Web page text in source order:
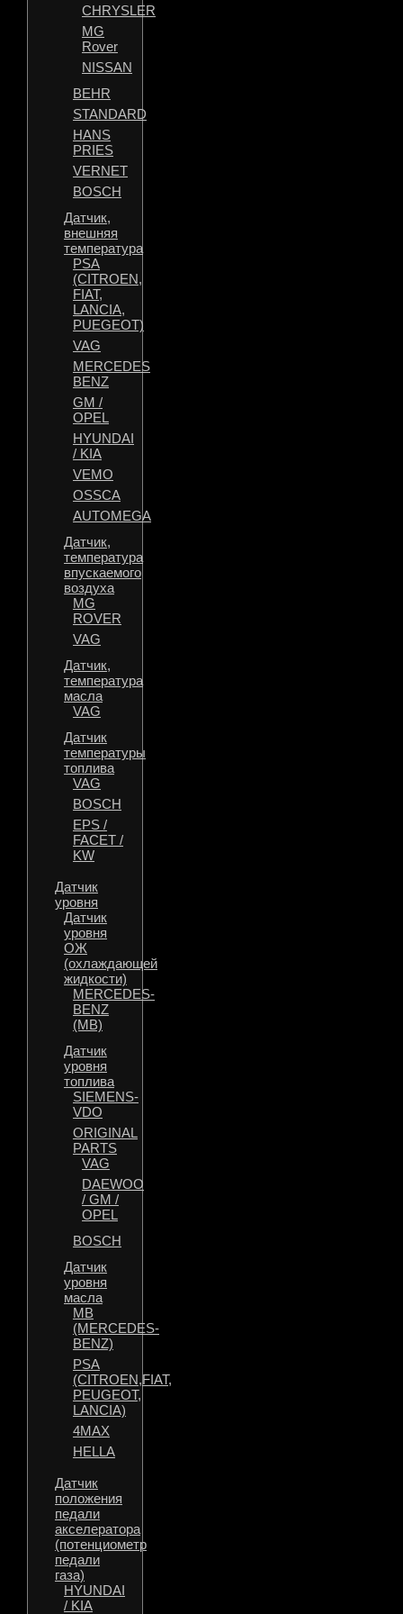
CHRYSLER
MG
Rover
NISSAN
BEHR
STANDARD
HANS
PRIES
VERNET
BOSCH
Датчик,
внешняя
температура
PSA
(CITROEN,
FIAT,
LANCIA,
PUEGEOT)
VAG
MERCEDES
BENZ
GM /
OPEL
HYUNDAI
/ KIA
VEMO
OSSCA
AUTOMEGA
Датчик,
температура
впускаемого
воздуха
MG
ROVER
VAG
Датчик,
температура
масла
VAG
Датчик
температуры
топлива
VAG
BOSCH
EPS /
FACET /
KW
Датчик
уровня
Датчик
уровня
ОЖ
(охлаждающей
жидкости)
MERCEDES-
BENZ
(MB)
Датчик
уровня
топлива
SIEMENS-
VDO
ORIGINAL
PARTS
VAG
DAEWOO
/ GM /
OPEL
BOSCH
Датчик
уровня
масла
MB
(MERCEDES-
BENZ)
PSA
(CITROEN,FIAT,
PEUGEOT,
LANCIA)
4MAX
HELLA
Датчик
положения
педали
акселератора
(потенциометр
педали
газа)
HYUNDAI
/ KIA